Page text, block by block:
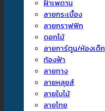
ฝ้าเพดาน
ลายกระเบื้อง
ลายกราฟฟิก
ดอกไม้
ลายการ์ตูน/ห้องเด็ก
ท้องฟ้า
ลายทาง
ลายหลุยส์
ลายใบไม้
ลายไทย